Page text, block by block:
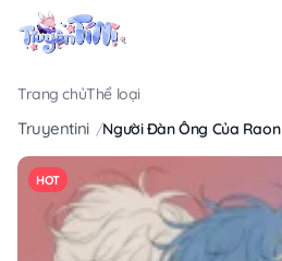
Trang chủThể loại
Truyentini Người Đàn Ông Của Raon
HOT